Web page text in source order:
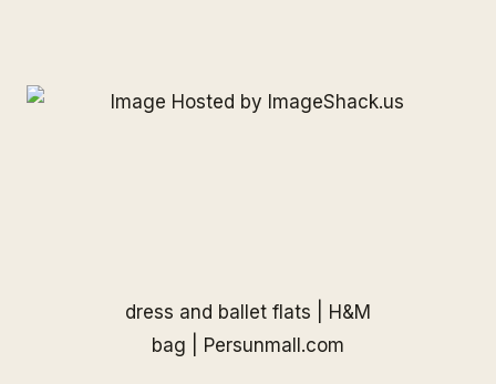
dress and ballet flats | H&M
bag | Persunmall.com